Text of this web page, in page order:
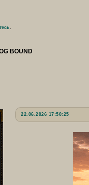
.
BOUND
22.06.2026 17:50:25